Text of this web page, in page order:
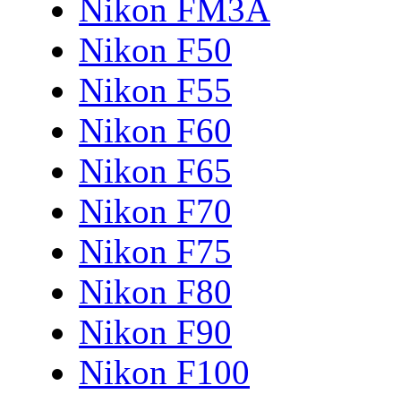
Nikon FM3A
Nikon F50
Nikon F55
Nikon F60
Nikon F65
Nikon F70
Nikon F75
Nikon F80
Nikon F90
Nikon F100